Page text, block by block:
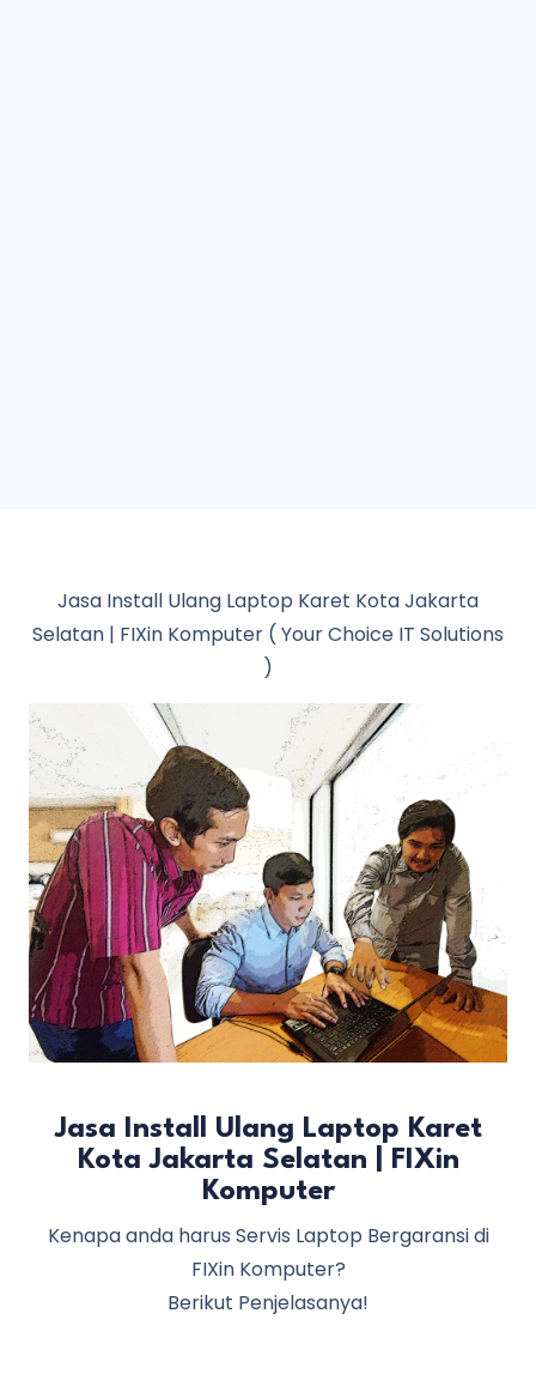
Jasa Install Ulang Laptop Karet Kota Jakarta
Selatan | FIXin Komputer ( Your Choice IT Solutions
)
Jasa Install Ulang Laptop Karet
Kota Jakarta Selatan | FIXin
Komputer
Kenapa anda harus Servis Laptop Bergaransi di
FIXin Komputer?
Berikut Penjelasanya!